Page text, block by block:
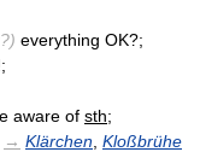
everything OK?;
aware of sth;
→ Klärchen Kloßbrühe